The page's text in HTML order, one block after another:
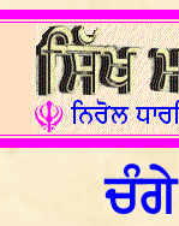
ਚੰਗੇ